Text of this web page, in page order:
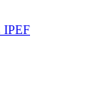
IPEF